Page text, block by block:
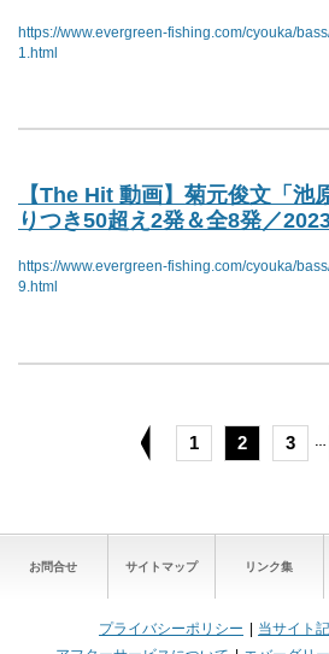
https://www.evergreen-fishing.com/cyouka/
1.html
【The Hit 動画】菊元俊文「池
りつき50超え2発＆全8発／
https://www.evergreen-fishing.com/cyouka/
9.html
1 2 3
お問合せ サイトマップ リンク集
プライバシーポリシー
当サイト